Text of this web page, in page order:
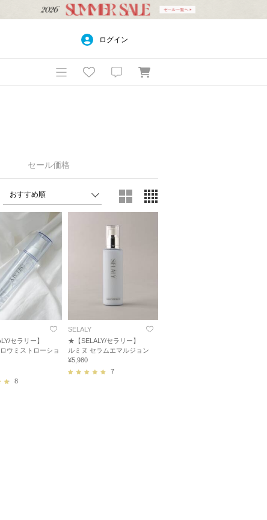
ログイン
セール価格
セラリー】
ウミストローショ
8
SELALY
★【SELALY/セラリー】
ルミヌ セラムエマルジョン
¥5,980
7